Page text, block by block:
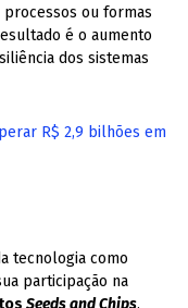
ou formas
é o aumento
dos sistemas
R$ 2,9 bilhões em
tecnologia como
participação na
Seeds and Chips,